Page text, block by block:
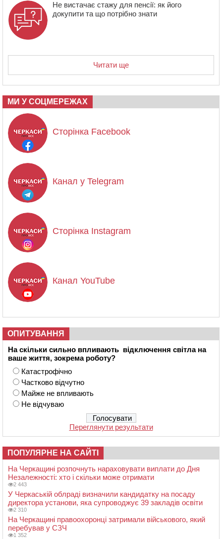
Не вистачає стажу для пенсії: як його
докупити та що потрібно знати
Читати ще
МИ У СОЦМЕРЕЖАХ
Сторінка Facebook
Канал у Telegram
Сторінка Instagram
Канал YouTube
ОПИТУВАННЯ
На скільки сильно впливають відключення світла на
ваше життя, зокрема роботу?
Катастрофічно
Частково відчутно
Майже не впливають
Не відчуваю
Переглянути результати
ПОПУЛЯРНЕ НА САЙТІ
На Черкащині розпочнуть нараховувати виплати до Дня
Незалежності: хто і скільки може отримати
2 443
У Черкаській облраді визначили кандидатку на посаду
директора установи, яка супроводжує 39 закладів освіти
2 310
На Черкащині правоохоронці затримали військового, який
перебував у СЗЧ
1 352